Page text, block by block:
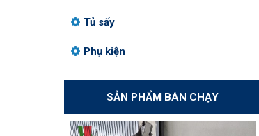
Tủ sấy
Phụ kiện
SẢN PHẨM BÁN CHẠY